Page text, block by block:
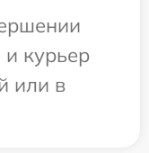
и курьер
или в